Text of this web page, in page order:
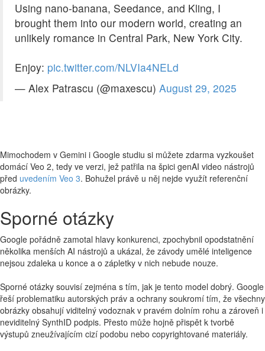
Using nano-banana, Seedance, and Kling, I
brought them into our modern world, creating an
unlikely romance in Central Park, New York City.
Enjoy: pic.twitter.com/NLVIa4NELd
— Alex Patrascu (@maxescu) August 29, 2025
Mimochodem v Gemini i Google studiu si můžete zdarma vyzkoušet
domácí Veo 2, tedy ve verzi, jež patřila na špici genAI video nástrojů
před uvedením Veo 3. Bohužel právě u něj nejde využít referenční
obrázky.
Sporné otázky
Google pořádně zamotal hlavy konkurenci, zpochybnil opodstatnění
několika menších AI nástrojů a ukázal, že závody umělé inteligence
nejsou zdaleka u konce a o zápletky v nich nebude nouze.
Sporné otázky souvisí zejména s tím, jak je tento model dobrý. Google
řeší problematiku autorských práv a ochrany soukromí tím, že všechny
obrázky obsahují viditelný vodoznak v pravém dolním rohu a zároveň i
neviditelný SynthID podpis. Přesto může hojně přispět k tvorbě
výstupů zneužívajícím cizí podobu nebo copyrightované materiály.